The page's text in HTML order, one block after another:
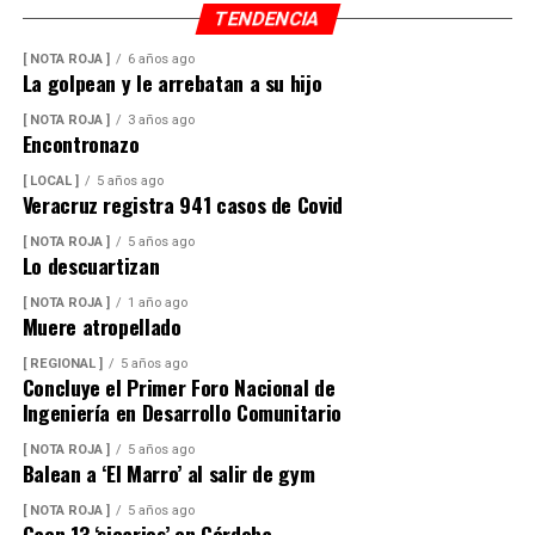
miles de familias dedicadas a la actividad avícola.
Finalmente, destacó que entre Veracruz y Puebla
operan ocho empresas productoras con más de 350
granjas avícolas, las cuales representan una importante
fuente de empleo y desarrollo económico para
comunidades rurales de ambas entidades.
TENDENCIA
[ NOTA ROJA ] 6 años ago
La golpean y le arrebatan a su hijo
[ NOTA ROJA ] 3 años ago
Encontronazo
[ LOCAL ] 5 años ago
Veracruz registra 941 casos de Covid
[ NOTA ROJA ] 5 años ago
Lo descuartizan
[ NOTA ROJA ] 1 año ago
Muere atropellado
[ REGIONAL ] 5 años ago
Concluye el Primer Foro Nacional de
Ingeniería en Desarrollo Comunitario
[ NOTA ROJA ] 5 años ago
Balean a ‘El Marro’ al salir de gym
[ NOTA ROJA ] 5 años ago